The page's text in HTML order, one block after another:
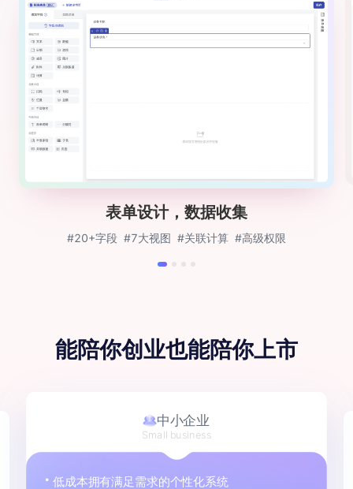
表单设计，数据收集
#20+字段 #7大视图 #关联计算 #高级权限
能陪你创业也能陪你上市
中小企业
Small business
低成本拥有满足需求的个性化系统